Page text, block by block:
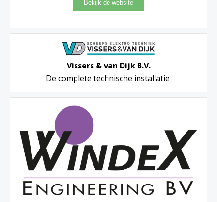
Vissers & van Dijk B.V.
De complete technische installatie.